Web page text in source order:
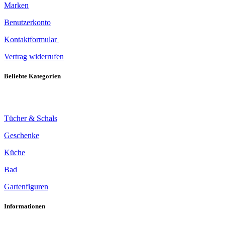
Marken
Benutzerkonto
Kontaktformular
Vertrag widerrufen
Beliebte Kategorien
Tücher & Schals
Geschenke
Küche
Bad
Gartenfiguren
Informationen